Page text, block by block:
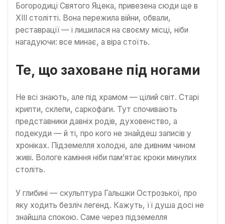
Богородиці Святого Яцека, привезена сюди ще в
XIII столітті. Вона пережила війни, обвали,
реставрації — і лишилася на своєму місці, ніби
нагадуючи: все минає, а віра стоїть.
Те, що заховане під ногами
Не всі знають, але під храмом — цілий світ. Старі
крипти, склепи, саркофаги. Тут спочивають
представники давніх родів, духовенство, а
подекуди — й ті, про кого не знайдеш записів у
хроніках. Підземелля холодні, але дивним чином
живі. Вологе каміння ніби пам’ятає кроки минулих
століть.
У глибині — скульптура Гальшки Острозької, про
яку ходить безліч легенд. Кажуть, її душа досі не
знайшла спокою. Саме через підземелля